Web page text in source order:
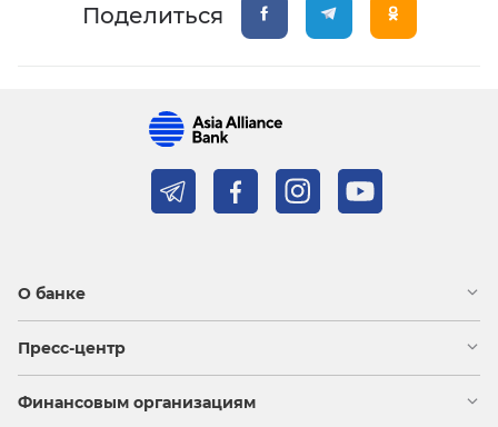
Поделиться
О банке
Пресс-центр
Финансовым организациям